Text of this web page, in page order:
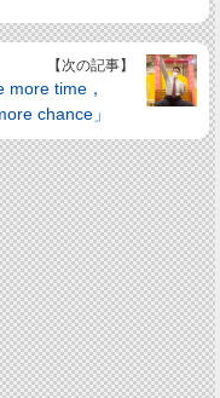
【次の記事】
more time，
chance」